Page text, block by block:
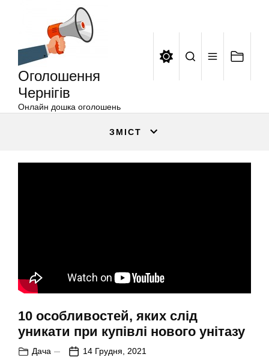
Оголошення
Чернігів
Онлайн дошка оголошень
ЗМІСТ
10 особливостей, яких слід
уникати при купівлі нового унітазу
Дача 14 Грудня, 2021